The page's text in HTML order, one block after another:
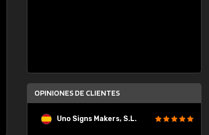
OPINIONES DE CLIENTES
Uno Signs Makers, S.L.